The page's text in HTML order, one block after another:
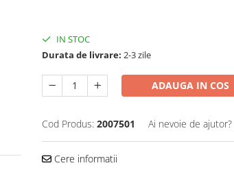
IN STOC
Durata de livrare: 2-3 zile
ADAUGA IN COS
Cod Produs: 2007501 Ai nevoie de ajutor?
Cere informatii